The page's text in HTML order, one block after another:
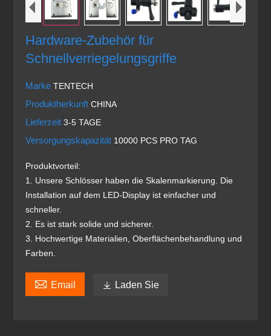
Hardware-Zubehör für
Schnellverriegelungsgriffe
MarkeTENTECH
ProduktherkunftCHINA
Lieferzeit3-5 TAGE
Versorgungskapazität 10000 PCS PRO TAG
Produktvorteil:
1. Unsere Schlösser haben die Skalenmarkierung. Die
Installation auf dem LED-Display ist einfacher und
schneller.
2. Es ist stark solide und sicherer.
3. Hochwertige Materialien, Oberflächenbehandlung und
Farben.
 Email  Laden Sie